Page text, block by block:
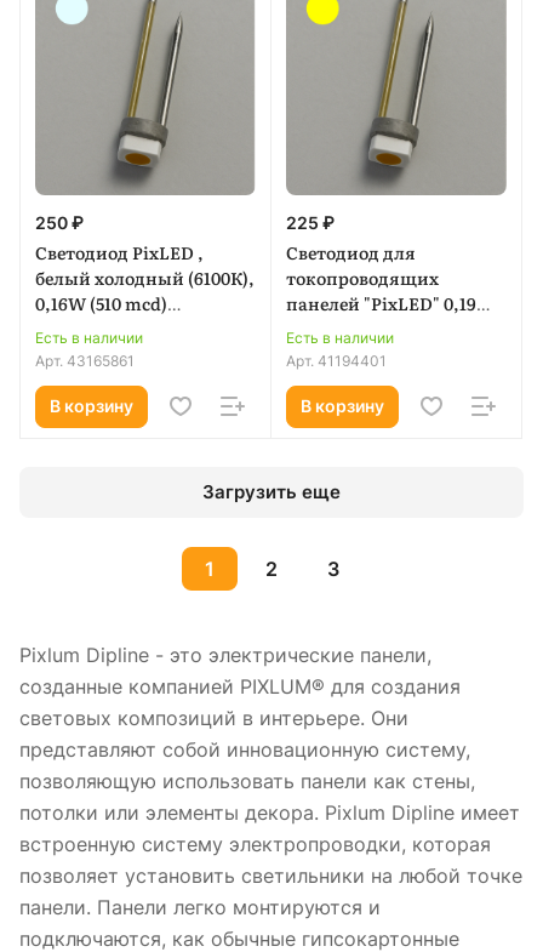
250 ₽
Светодиод PixLED ,
белый холодный (6100К),
0,16W (510 mcd)
влагозащищенный
Есть в наличии
Арт. 43165861
В корзину
225 ₽
Светодиод для
токопроводящих
панелей "PixLED" 0,19W
Желтый 480mcd
Есть в наличии
Арт. 41194401
В корзину
Загрузить еще
1 2 3
Pixlum Dipline - это электрические панели,
созданные компанией PIXLUM® для создания
световых композиций в интерьере. Они
представляют собой инновационную систему,
позволяющую использовать панели как стены,
потолки или элементы декора. Pixlum Dipline имеет
встроенную систему электропроводки, которая
позволяет установить светильники на любой точке
панели. Панели легко монтируются и
подключаются, как обычные гипсокартонные